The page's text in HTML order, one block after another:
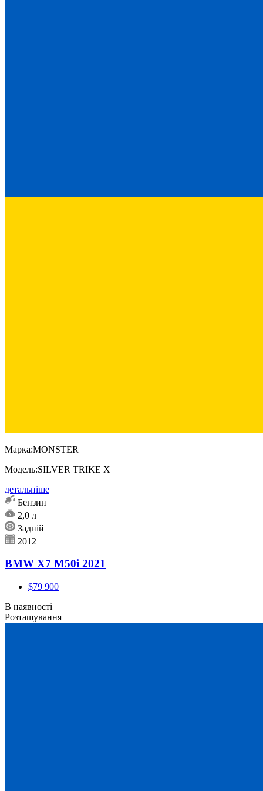
Марка:MONSTER
Модель:SILVER TRIKE X
детальніше
Бензин
2,0 л
Задній
2012
BMW X7 M50i 2021
$79 900
В наявності
Розташування